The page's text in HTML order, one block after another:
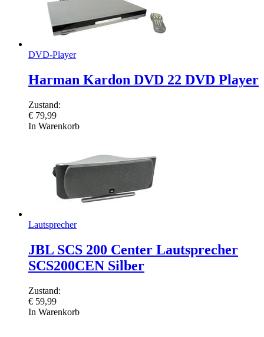
DVD-Player
Harman Kardon DVD 22 DVD Player
Zustand:
€ 79,99
In Warenkorb
Lautsprecher
JBL SCS 200 Center Lautsprecher
SCS200CEN Silber
Zustand:
€ 59,99
In Warenkorb